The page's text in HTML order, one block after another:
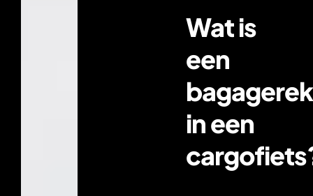
Wat is
een
bagagerek
in een